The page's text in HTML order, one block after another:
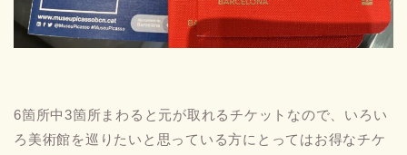
6箇所中3箇所まわると元が取れるチケットなので、いろい
ろ美術館を巡りたいと思っている方にとってはお得なチケ